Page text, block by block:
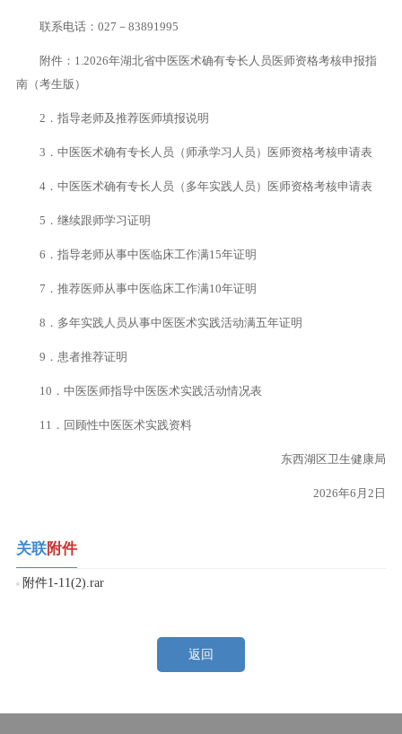
联系电话：027－83891995
附件：1.2026年湖北省中医医术确有专长人员医师资格考核申报指
南（考生版）
2．指导老师及推荐医师填报说明
3．中医医术确有专长人员（师承学习人员）医师资格考核申请表
4．中医医术确有专长人员（多年实践人员）医师资格考核申请表
5．继续跟师学习证明
6．指导老师从事中医临床工作满15年证明
7．推荐医师从事中医临床工作满10年证明
8．多年实践人员从事中医医术实践活动满五年证明
9．患者推荐证明
10．中医医师指导中医医术实践活动情况表
11．回顾性中医医术实践资料
东西湖区卫生健康局
2026年6月2日
关联附件
附件1-11(2).rar
返回